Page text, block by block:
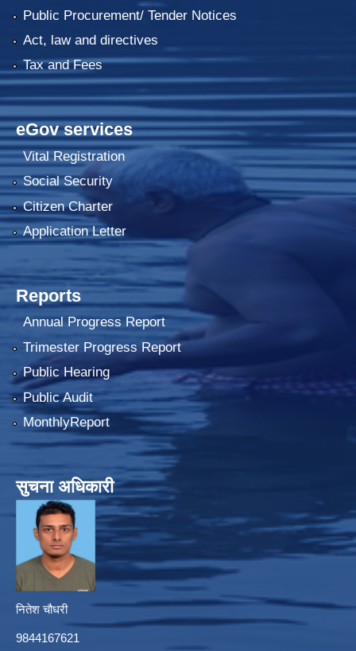
Public Procurement/ Tender Notices
Act, law and directives
Tax and Fees
eGov services
Vital Registration
Social Security
Citizen Charter
Application Letter
Reports
Annual Progress Report
Trimester Progress Report
Public Hearing
Public Audit
MonthlyReport
सुचना अधिकारी
नितेश चौधरी
9844167621